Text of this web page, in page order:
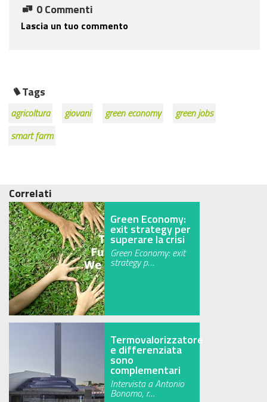
0 Commenti
Lascia un tuo commento
Tags
agricoltura giovani green economy
green jobs
smart farm
Correlati
Green Economy:
exit strategy per
superare la crisi
Green Economy: exit
strategy p…
Termovalorizzatore
e differenziata
sono
complementari
Intervista a Antonio
Bonomo, r…